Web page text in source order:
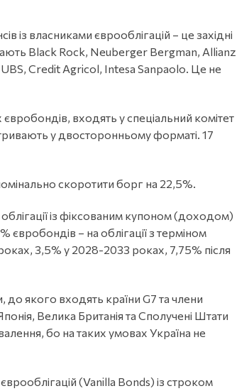
із власниками єврооблігацій – це західні
Black Rock, Neuberger Bergman, Allianz
Credit Agricol, Intesa Sanpaolo. Це не
входять у спеціальний комітет
у двосторонньому форматі. 17
скоротити борг на 22,5%.
із фіксованим купоном (доходом)
– на облігації з терміном
3,5% у 2028-2033 роках, 7,75% після
якого входять країни G7 та члени
Велика Британія та Сполучені Штати
бо на таких умовах Україна не
(Vanilla Bonds) із строком